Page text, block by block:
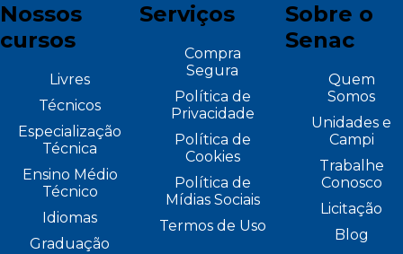
Nossos
cursos
Livres
Técnicos
Especialização
Técnica
Ensino Médio
Técnico
Idiomas
Graduação
Serviços
Compra
Segura
Política de
Privacidade
Política de
Cookies
Política de
Mídias Sociais
Termos de Uso
Sobre o
Senac
Quem
Somos
Unidades e
Campi
Trabalhe
Conosco
Licitação
Blog